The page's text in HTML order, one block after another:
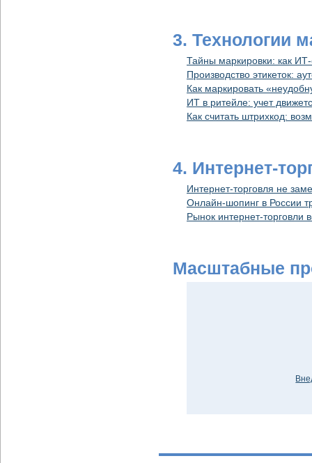
3. Технологии
Тайны маркировки: как ИТ-
Производство этикеток:
Как маркировать
ИТ в ритейле: учет
Как считать штрихкод:
4. Интернет-
Интернет-торговля не
Онлайн-шопинг в России
Рынок интернет-торговли
Масштабные